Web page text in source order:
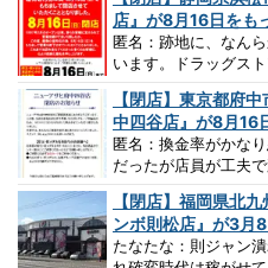
店』が8月16日をも
匿名：跡地に、なん
います。ドラッグス
【閉店】東京都府
中四谷店』が8月16
匿名：換金率がかな
だったが店員が工夫
【閉店】福岡県北
ンボ則松店』が3月
たなたな：則ジャン